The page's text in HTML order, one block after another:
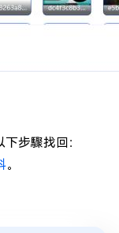
步驟找回：
。